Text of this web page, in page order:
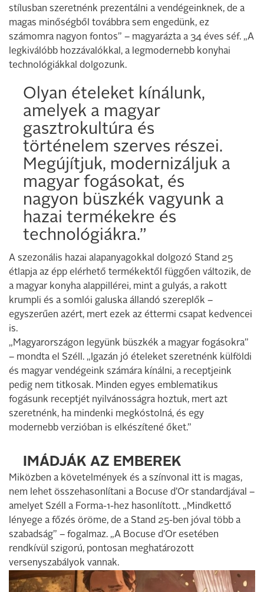
stílusban szeretnénk prezentálni a vendégeinknek, de a
magas minőségből továbbra sem engedünk, ez
számomra nagyon fontos” – magyarázta a 34 éves séf. „A
legkiválóbb hozzávalókkal, a legmodernebb konyhai
technológiákkal dolgozunk.
Olyan ételeket kínálunk,
amelyek a magyar
gasztrokultúra és
történelem szerves részei.
Megújítjuk, modernizáljuk a
magyar fogásokat, és
nagyon büszkék vagyunk a
hazai termékekre és
technológiákra.”
A szezonális hazai alapanyagokkal dolgozó Stand 25
étlapja az épp elérhető termékektől függően változik, de
a magyar konyha alappillérei, mint a gulyás, a rakott
krumpli és a somlói galuska állandó szereplők –
egyszerűen azért, mert ezek az éttermi csapat kedvencei
is.
„Magyarországon legyünk büszkék a magyar fogásokra”
– mondta el Széll. „Igazán jó ételeket szeretnénk külföldi
és magyar vendégeink számára kínálni, a receptjeink
pedig nem titkosak. Minden egyes emblematikus
fogásunk receptjét nyilvánosságra hoztuk, mert azt
szeretnénk, ha mindenki megkóstolná, és egy
modernebb verzióban is elkészítené őket.”
IMÁDJÁK AZ EMBEREK
Miközben a követelmények és a színvonal itt is magas,
nem lehet összehasonlítani a Bocuse d’Or standardjával –
amelyet Széll a Forma-1-hez hasonlított. „Mindkettő
lényege a főzés öröme, de a Stand 25-ben jóval több a
szabadság” – fogalmaz. „A Bocuse d’Or esetében
rendkívül szigorú, pontosan meghatározott
versenyszabályok vannak.